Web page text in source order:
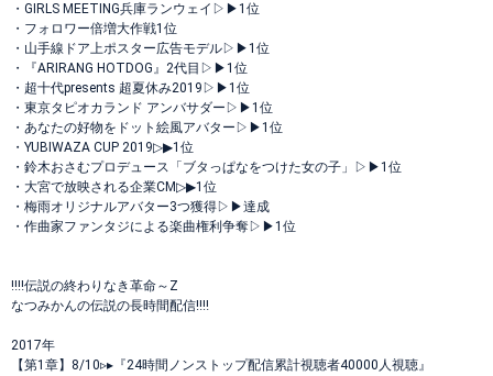
・GIRLS MEETING兵庫ランウェイ▷▶︎1位
・フォロワー倍増大作戦1位
・山手線ドア上ポスター広告モデル▷▶︎1位
・『ARIRANG HOTDOG』2代目▷▶︎1位
・超十代presents 超夏休み2019▷▶︎1位
・東京タピオカランド アンバサダー▷▶︎1位
・あなたの好物をドット絵風アバター▷▶︎1位
・YUBIWAZA CUP 2019▷▶︎1位
・鈴木おさむプロデュース「ブタっぱなをつけた女の子」▷▶︎1位
・大宮で放映される企業CM▷▶︎1位
・梅雨オリジナルアバター3つ獲得▷▶︎達成
・作曲家ファンタジによる楽曲権利争奪▷▶︎1位
‼️‼️伝説の終わりなき革命～Z
なつみかんの伝説の長時間配信‼️‼️
2017年
【第1章】8/10▹▸ 『24時間ノンストップ配信累計視聴者40000人視聴』